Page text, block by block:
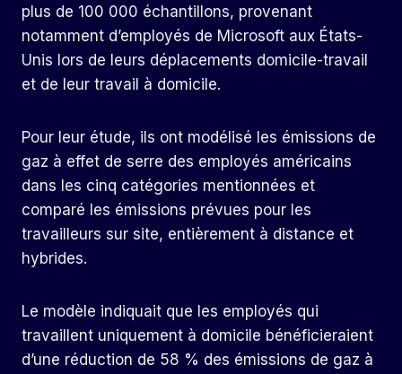
plus de 100 000 échantillons, provenant
notamment d’employés de Microsoft aux États-
Unis lors de leurs déplacements domicile-travail
et de leur travail à domicile.
Pour leur étude, ils ont modélisé les émissions de
gaz à effet de serre des employés américains
dans les cinq catégories mentionnées et
comparé les émissions prévues pour les
travailleurs sur site, entièrement à distance et
hybrides.
Le modèle indiquait que les employés qui
travaillent uniquement à domicile bénéficieraient
d’une réduction de 58 % des émissions de gaz à